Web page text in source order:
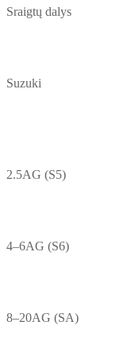
Sraigtų dalys
Suzuki
2.5AG (S5)
4–6AG (S6)
8–20AG (SA)